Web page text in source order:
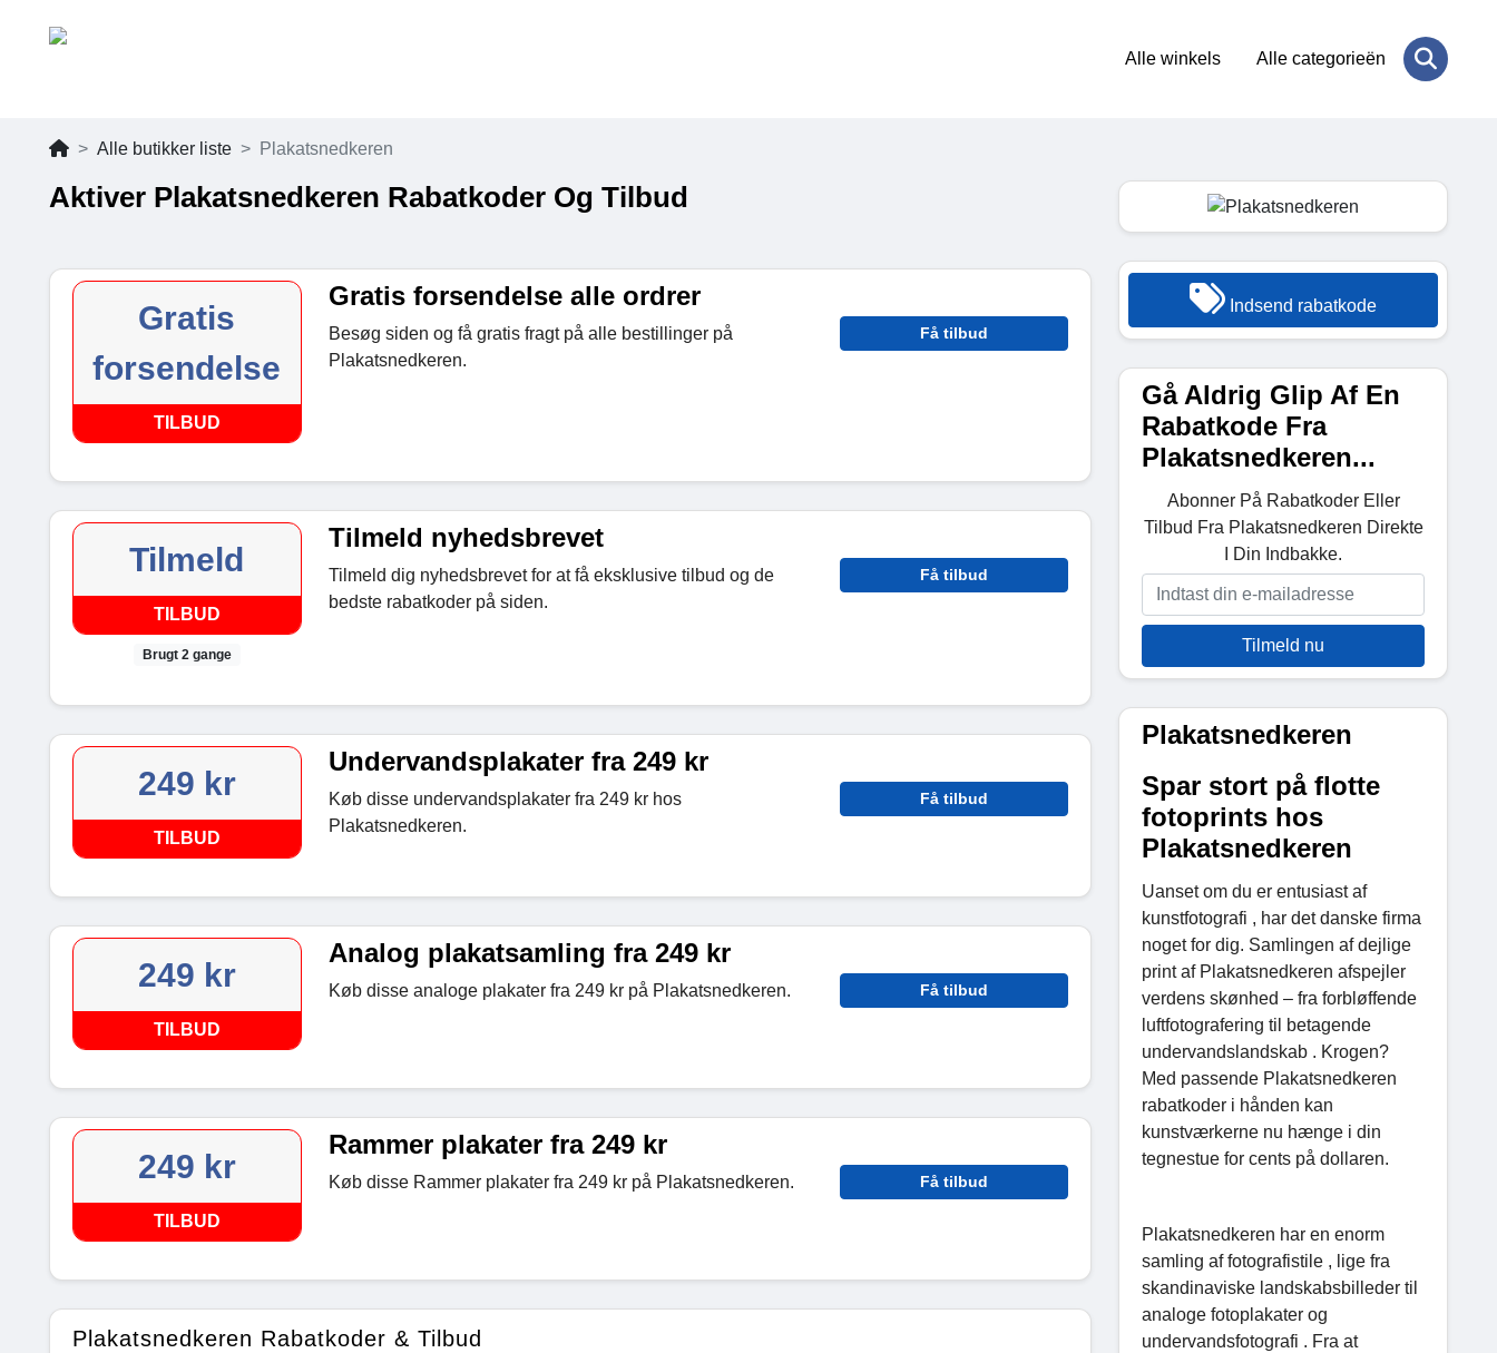
Alle winkels Alle categorieën
Alle butikker liste Plakatsnedkeren
Aktiver Plakatsnedkeren Rabatkoder Og Tilbud
Gratis
forsendelse
TILBUD
Gratis forsendelse alle ordrer
Besøg siden og få gratis fragt på alle bestillinger på
Plakatsnedkeren.
Få tilbud
Tilmeld
TILBUD
Brugt 2 gange
Tilmeld nyhedsbrevet
Tilmeld dig nyhedsbrevet for at få eksklusive tilbud og de
bedste rabatkoder på siden.
Få tilbud
249 kr
TILBUD
Undervandsplakater fra 249 kr
Køb disse undervandsplakater fra 249 kr hos
Plakatsnedkeren.
Få tilbud
249 kr
TILBUD
Analog plakatsamling fra 249 kr
Køb disse analoge plakater fra 249 kr på Plakatsnedkeren. Få tilbud
249 kr
TILBUD
Rammer plakater fra 249 kr
Køb disse Rammer plakater fra 249 kr på Plakatsnedkeren. Få tilbud
Plakatsnedkeren Rabatkoder & Tilbud
Indsend rabatkode
Gå Aldrig Glip Af En
Rabatkode Fra
Plakatsnedkeren...
Abonner På Rabatkoder Eller
Tilbud Fra Plakatsnedkeren Direkte
I Din Indbakke.
Tilmeld nu
Plakatsnedkeren
Spar stort på flotte
fotoprints hos
Plakatsnedkeren
Uanset om du er entusiast af
kunstfotografi , har det danske firma
noget for dig. Samlingen af ​​dejlige
print af Plakatsnedkeren afspejler
verdens skønhed – fra forbløffende
luftfotografering til betagende
undervandslandskab . Krogen?
Med passende Plakatsnedkeren
rabatkoder i hånden kan
kunstværkerne nu hænge i din
tegnestue for cents på dollaren.
Plakatsnedkeren har en enorm
samling af fotografistile , lige fra
skandinaviske landskabsbilleder til
analoge fotoplakater og
undervandsfotografi . Fra at